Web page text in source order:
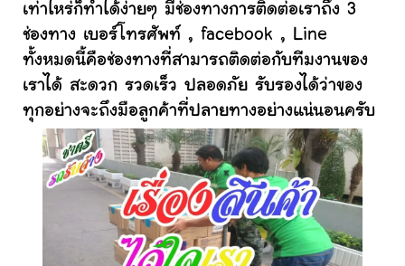
เท่าไหร่ก็ทำได้ง่ายๆ มีช่องทางการติดต่อเราถึง 3
ช่องทาง เบอร์โทรศัพท์ , facebook , Line
ทั้งหมดนี้คือช่องทางที่สามารถติดต่อกับทีมงานของ
เราได้ สะดวก รวดเร็ว ปลอดภัย รับรองได้ว่าของ
ทุกอย่างจะถึงมือลูกค้าที่ปลายทางอย่างแน่นอนครับ